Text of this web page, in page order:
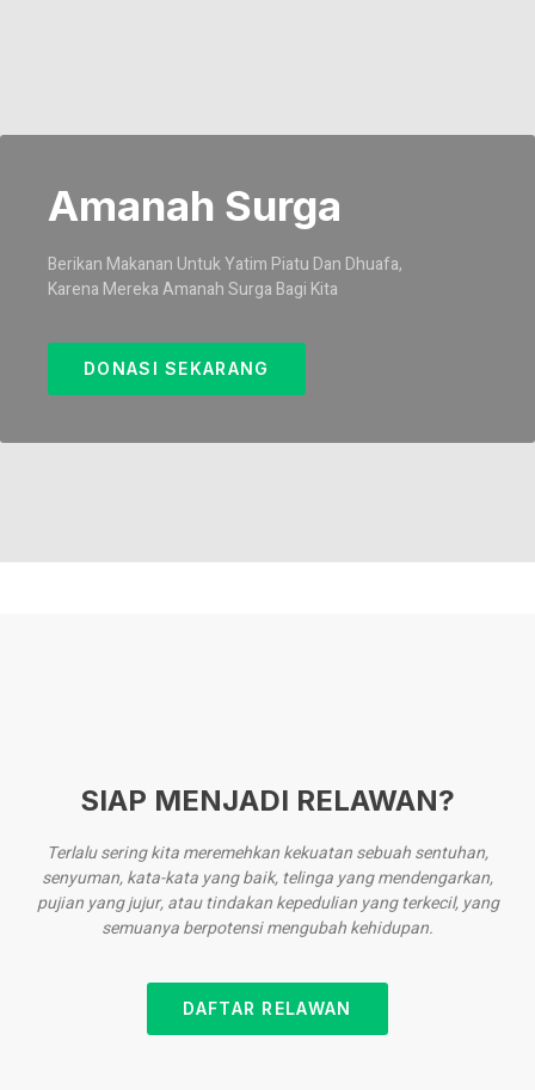
Amanah Surga
Berikan Makanan Untuk Yatim Piatu Dan Dhuafa,
Karena Mereka Amanah Surga Bagi Kita
DONASI SEKARANG
SIAP MENJADI RELAWAN?
Terlalu sering kita meremehkan kekuatan sebuah sentuhan,
senyuman, kata-kata yang baik, telinga yang mendengarkan,
pujian yang jujur, atau tindakan kepedulian yang terkecil, yang
semuanya berpotensi mengubah kehidupan.
DAFTAR RELAWAN